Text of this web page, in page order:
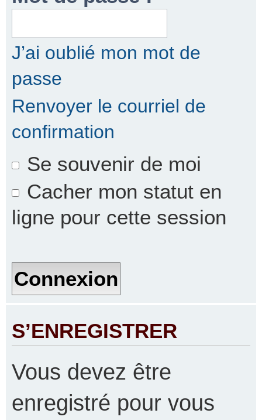
J’ai oublié mon mot de
passe
Renvoyer le courriel de
confirmation
Se souvenir de moi
Cacher mon statut en
ligne pour cette session
S’ENREGISTRER
Vous devez être
enregistré pour vous